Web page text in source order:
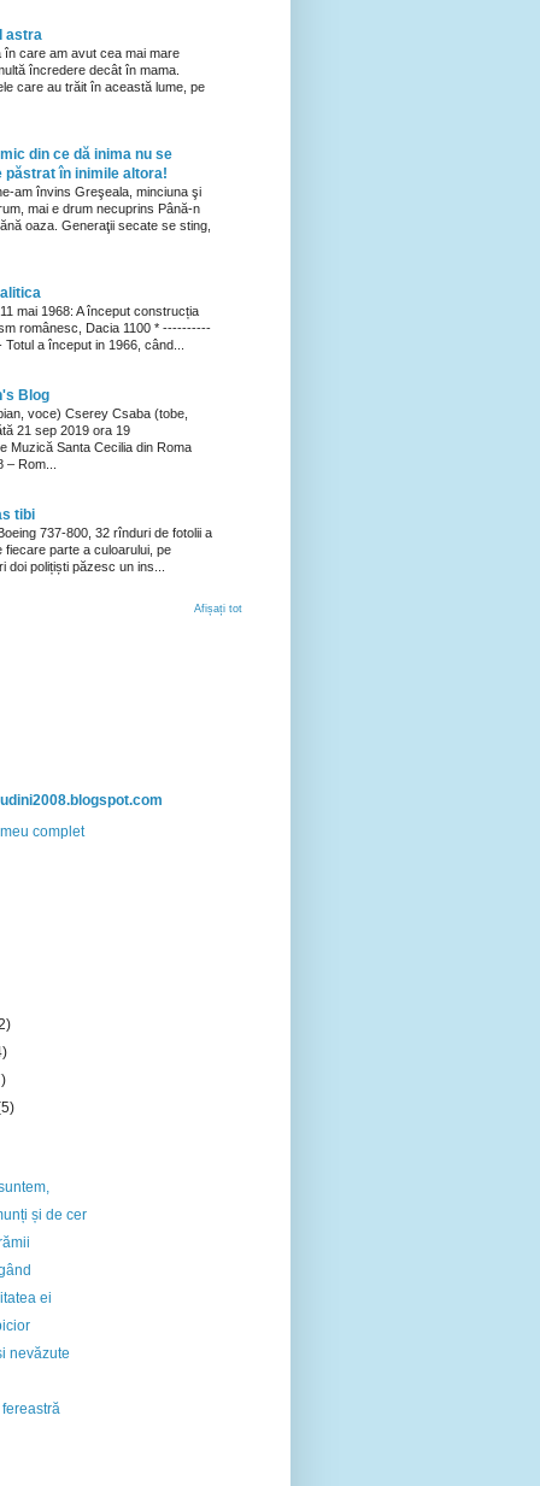
astra
în care am avut cea mai mare
încredere decât în mama.
care au trăit în această lume, pe
din ce dă inima nu se
păstrat în inimile altora!
am învins Greşeala, minciuna şi
mai e drum necuprins Până-n
oaza. Generaţii secate se sting,
mai 1968: A început construcția
românesc, Dacia 1100 * ----------
a început in 1966, când...
Blog
voce) Cserey Csaba (tobe,
21 sep 2019 ora 19
Muzică Santa Cecilia din Roma
Rom...
tibi
737-800, 32 rînduri de fotolii a
fiecare parte a culoarului, pe
doi polițiști păzesc un ins...
Afișați tot
complet
și de cer
ei
nevăzute